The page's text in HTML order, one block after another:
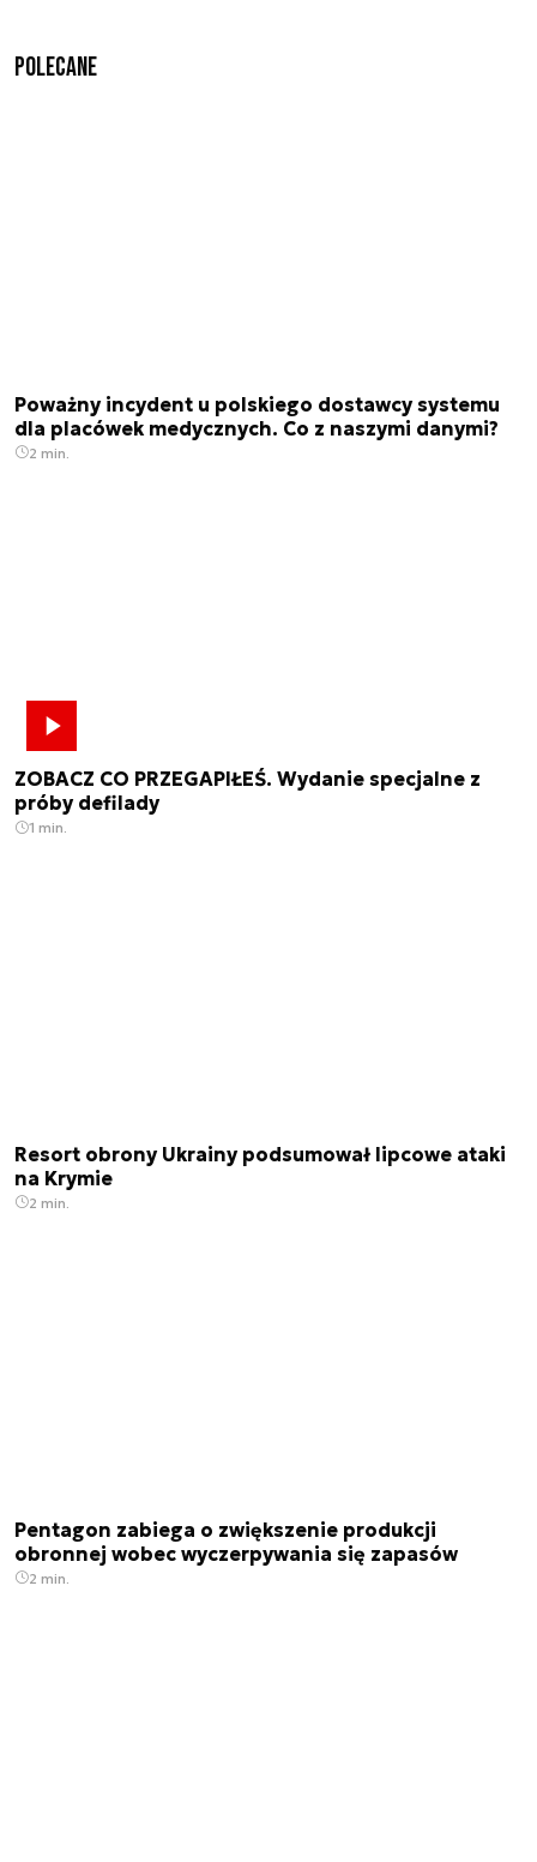
Polecane
Poważny incydent u polskiego dostawcy systemu
dla placówek medycznych. Co z naszymi danymi?
2 min.
ZOBACZ CO PRZEGAPIŁEŚ. Wydanie specjalne z
próby defilady
1 min.
Resort obrony Ukrainy podsumował lipcowe ataki
na Krymie
2 min.
Pentagon zabiega o zwiększenie produkcji
obronnej wobec wyczerpywania się zapasów
2 min.